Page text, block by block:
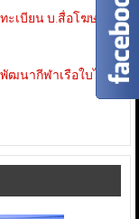
ทะเบียน บ.สื่อโฆษณา
ฒนากีฬาเรือใบไทย-